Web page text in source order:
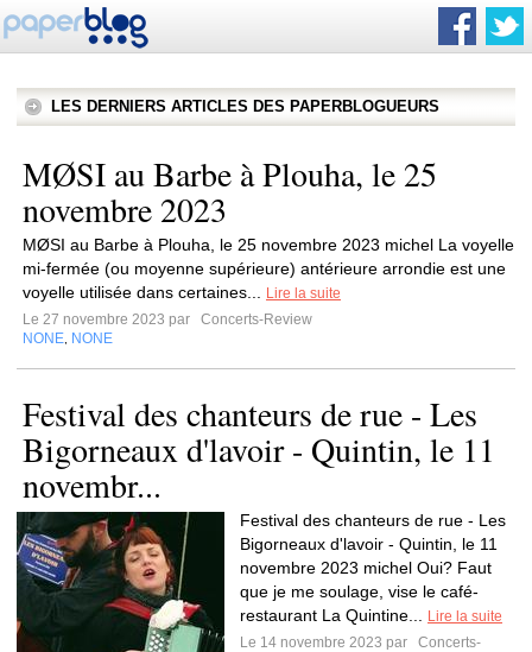
LES DERNIERS ARTICLES DES PAPERBLOGUEURS
MØSI au Barbe à Plouha, le 25
novembre 2023
MØSI au Barbe à Plouha, le 25 novembre 2023 michel La voyelle
mi-fermée (ou moyenne supérieure) antérieure arrondie est une
voyelle utilisée dans certaines...
Lire la suite
Le 27 novembre 2023 par
Concerts-Review
NONE NONE
Festival des chanteurs de rue - Les
Bigorneaux d'lavoir - Quintin, le 11
novembr...
Festival des chanteurs de rue - Les
Bigorneaux d'lavoir - Quintin, le 11
novembre 2023 michel Oui? Faut
que je me soulage, vise le café-
restaurant La Quintine...
Lire la suite
Le 14 novembre 2023 par
Concerts-